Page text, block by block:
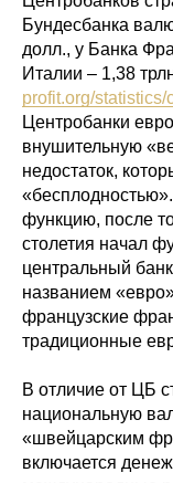
Бундесбанка
долл., у Банка
Италии – 1,38
profit.org/
Центробанки
внушительную
недостаток,
функцию, после
столетия начал
центральный
названием
французские
традиционные
В отличие от ЦБ
национальную
«швейцарским
включается